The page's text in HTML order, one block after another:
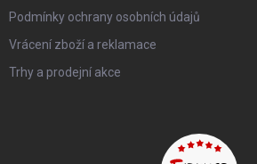
Podmínky ochrany osobních údajů
Vrácení zboží a reklamace
Trhy a prodejní akce